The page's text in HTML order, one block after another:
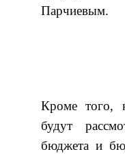
Парчиевым.
Кроме того,
будут
бюджета и